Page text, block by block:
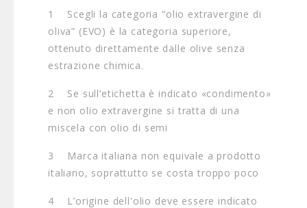
1 Scegli la categoria “olio extravergine di
oliva” (EVO) è la categoria superiore,
ottenuto direttamente dalle olive senza
estrazione chimica.
2 Se sull’etichetta è indicato «condimento»
e non olio extravergine si tratta di una
miscela con olio di semi
3 Marca italiana non equivale a prodotto
italiano, soprattutto se costa troppo poco
4 L’origine dell'olio deve essere indicato